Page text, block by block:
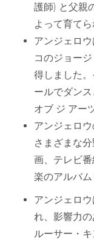
護師) と父親
よって育てら
アンジェロ
コのジョー
得しました
ールでダン
オブ ジ アー
アンジェロ
さまざまな
画、テレビ
楽のアルバム
アンジェロ
れ、影響力
ルーサー・